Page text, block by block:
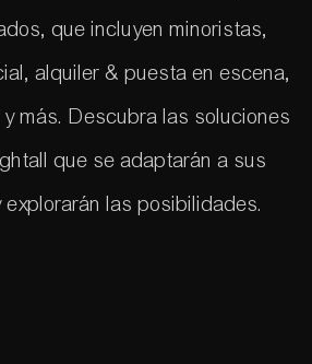
que incluyen minoristas,
alquiler & puesta en escena,
más. Descubra las soluciones
que se adaptarán a sus
las posibilidades.